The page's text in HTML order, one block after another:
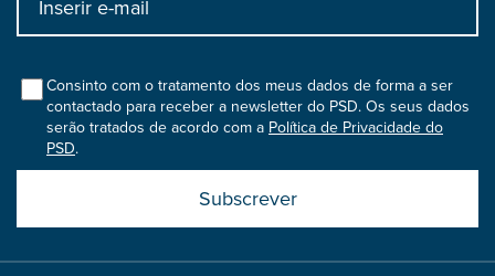
bootstrap
colConsinto com o tratamento dos meus dados de forma a ser
contactado para receber a newsletter do PSD. Os seus dados
serão tratados de acordo com a Política de Privacidade do
PSD.
boostrap
col